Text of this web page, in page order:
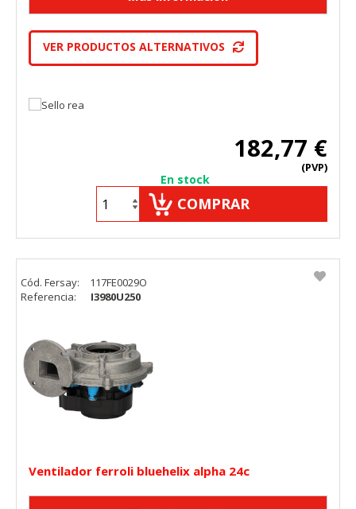
VER PRODUCTOS ALTERNATIVOS
182,77 €
(PVP)
En stock
COMPRAR
Ventilador ferroli bluehelix alpha 24c
Cód. Fersay:
117FE0029O
Referencia:
I3980U250